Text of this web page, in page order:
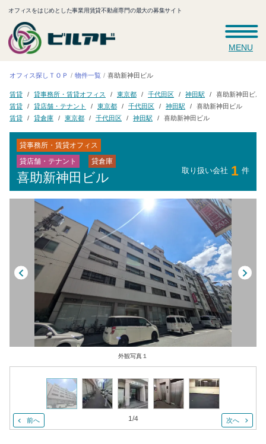
オフィスをはじめとした事業用賃貸不動産専門の最大の募集サイト
MENU
オフィス探しＴＯＰ 物件一覧 喜助新神田ビル
賃貸 貸事務所・賃貸オフィス 東京都 千代田区 神田駅 喜助新神田ビル
賃貸 貸店舗・テナント 東京都 千代田区 神田駅 喜助新神田ビル
賃貸 貸倉庫 東京都 千代田区 神田駅 喜助新神田ビル
貸事務所・賃貸オフィス
貸店舗・テナント 貸倉庫
喜助新神田ビル 取り扱い会社 1 件
外観写真１
前へ 1/4 次へ